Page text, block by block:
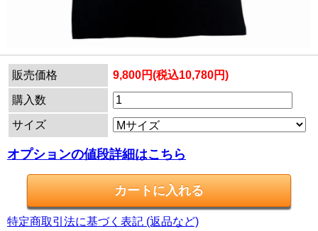
販売価格 9,800円(税込10,780円)
購入数
サイズ
オプションの値段詳細はこちら
特定商取引法に基づく表記 (返品など)